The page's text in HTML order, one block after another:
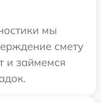
мы
смету
и займемся